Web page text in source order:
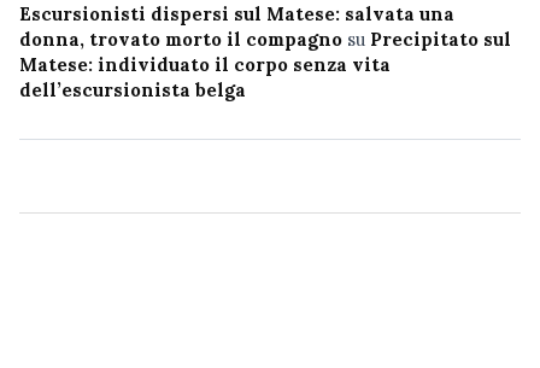
Escursionisti dispersi sul Matese: salvata una
donna, trovato morto il compagno su Precipitato sul
Matese: individuato il corpo senza vita
dell’escursionista belga